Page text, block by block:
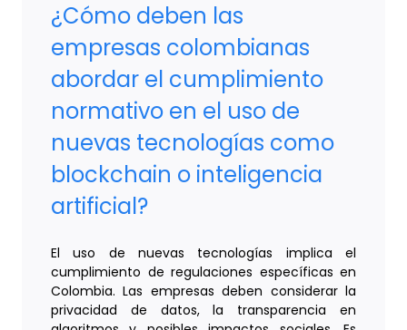
¿Cómo deben las
empresas colombianas
abordar el cumplimiento
normativo en el uso de
nuevas tecnologías como
blockchain o inteligencia
artificial?
El uso de nuevas tecnologías implica el
cumplimiento de regulaciones específicas en
Colombia. Las empresas deben considerar la
privacidad de datos, la transparencia en